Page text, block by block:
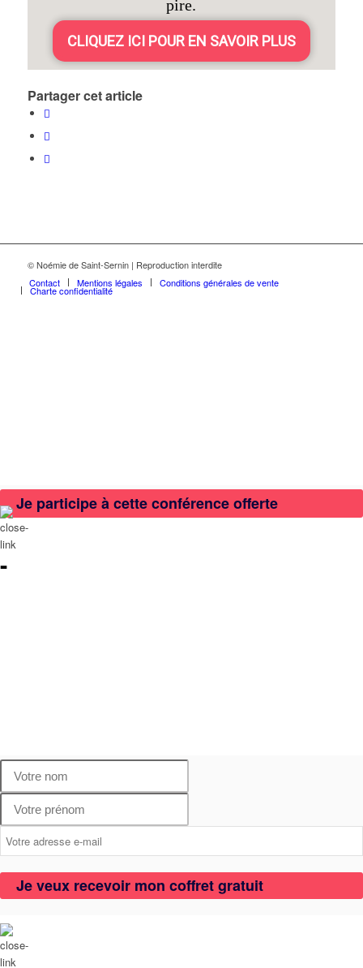
pire.
CLIQUEZ ICI POUR EN SAVOIR PLUS
Partager cet article
© Noémie de Saint-Sernin | Reproduction interdite
Contact
Mentions légales Conditions générales de vente
Charte confidentialité
Je participe à cette conférence offerte
-
Je veux recevoir mon coffret gratuit